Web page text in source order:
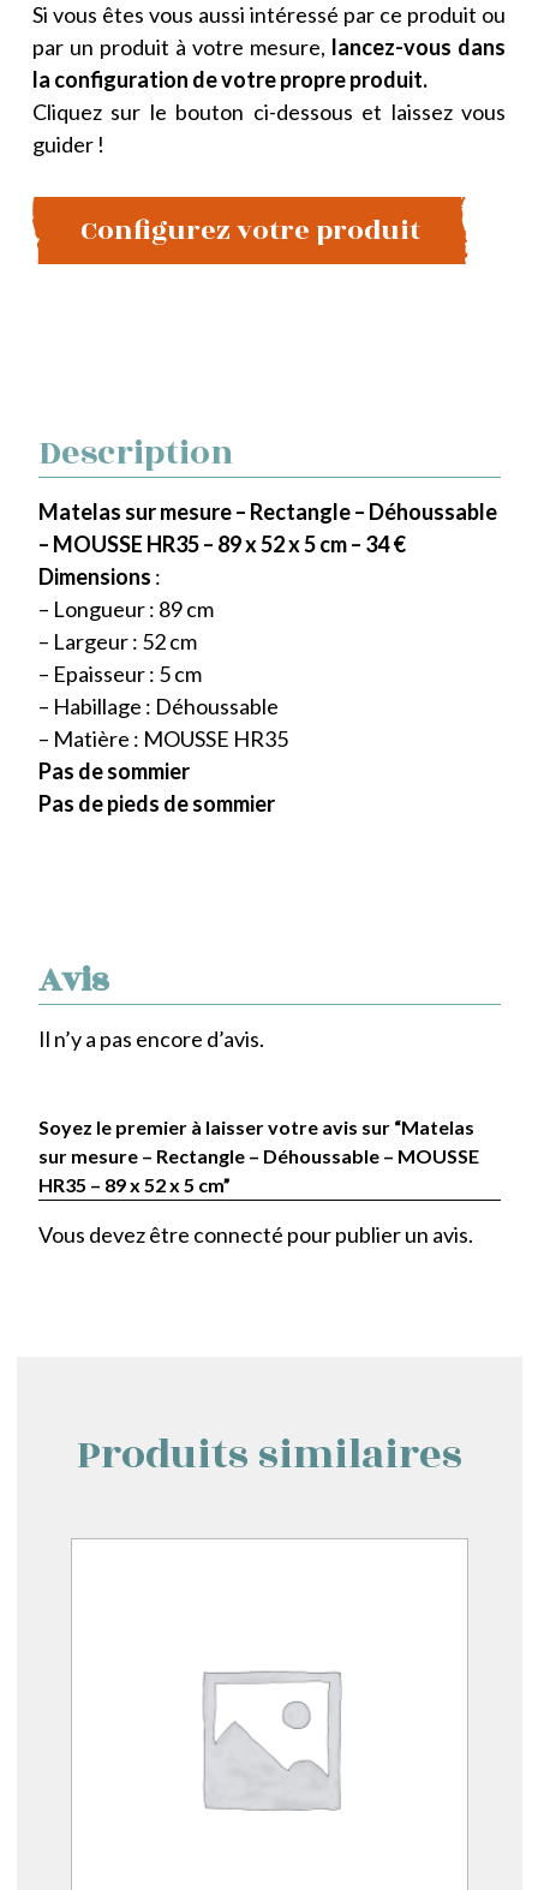
Si vous êtes vous aussi intéressé par ce produit ou
par un produit à votre mesure, lancez-vous dans
la configuration de votre propre produit.
Cliquez sur le bouton ci-dessous et laissez vous
guider !
Configurez votre produit
Avis
Il n’y a pas encore d’avis.
Soyez le premier à laisser votre avis sur “Matelas
sur mesure – Rectangle – Déhoussable – MOUSSE
HR35 – 89 x 52 x 5 cm”
Vous devez être connecté pour publier un avis.
Description
Matelas sur mesure – Rectangle – Déhoussable
– MOUSSE HR35 – 89 x 52 x 5 cm – 34 €
Dimensions :
– Longueur : 89 cm
– Largeur : 52 cm
– Epaisseur : 5 cm
– Habillage : Déhoussable
– Matière : MOUSSE HR35
Pas de sommier
Pas de pieds de sommier
Produits similaires